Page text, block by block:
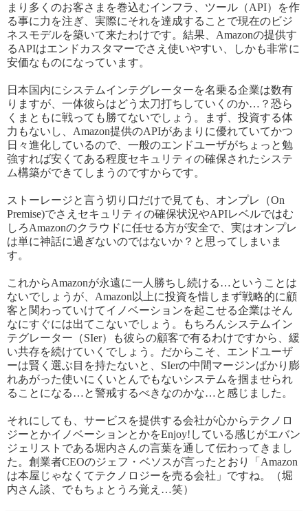
まり多くのお客さまを巻込むインフラ、ツール（API）を作
る事に力を注ぎ、実際にそれを達成することで現在のビジ
ネスモデルを築いて来たわけです。結果、Amazonの提供す
るAPIはエンドカスタマーでさえ使いやすい、しかも非常に
安価なものになっています。
日本国内にシステムインテグレーターを名乗る企業は数有
りますが、一体彼らはどう太刀打ちしていくのか…？恐ら
くまともに戦っても勝てないでしょう。まず、投資する体
力もないし、Amazon提供のAPIがあまりに優れていてかつ
日々進化しているので、一般のエンドユーザがちょっと勉
強すれば安くてある程度セキュリティの確保されたシステ
ム構築ができてしまうのですからです。
ストーレージと言う切り口だけで見ても、オンプレ（On
Premise)でさえセキュリティの確保状況やAPIレベルではむ
しろAmazonのクラウドに任せる方が安全で、実はオンプレ
は単に神話に過ぎないのではないか？と思ってしまいま
す。
これからAmazonが永遠に一人勝ちし続ける…ということは
ないでしょうが、Amazon以上に投資を惜しまず戦略的に顧
客と関わっていけてイノベーションを起こせる企業はそん
なにすぐには出てこないでしょう。もちろんシステムイン
テグレーター（SIer）も彼らの顧客で有るわけですから、緩
い共存を続けていくでしょう。 だからこそ 、エンドユーザ
ーは賢く選ぶ目を持たないと、SIerの中間マージンばかり膨
れあがった使いにくいとんでもないシステムを掴ませられ
ることになる…と警戒するべきなのかな…と感じました。
それにしても、サービスを提供する会社が心からテクノロ
ジーとかイノベーションとかをEnjoy!している感じがエバン
ジェリストである堀内さんの言葉を通して伝わってきまし
た。創業者CEOのジェフ・ベソスが言った とおり「Amazon
は本屋じゃなくてテクノロジーを売る会社」ですね。（堀
内さん談、でもちょとうろ覚え…笑）